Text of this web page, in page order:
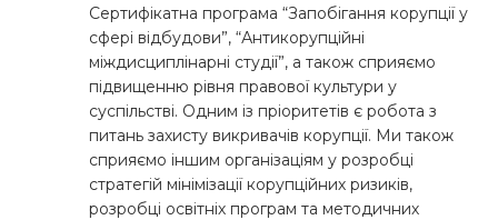
Сертифікатна програма “Запобігання корупції у
сфері відбудови”, “Антикорупційні
міждисциплінарні студії”, а також сприяємо
підвищенню рівня правової культури у
суспільстві. Одним із пріоритетів є робота з
питань захисту викривачів корупції. Ми також
сприяємо іншим організаціям у розробці
стратегій мінімізації корупційних ризиків,
розробці освітніх програм та методичних